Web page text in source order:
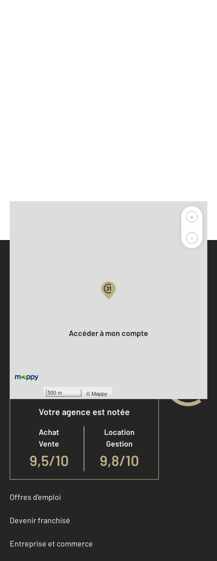
+
-
500 m ©Mappy
Accéder à mon compte
Votre agence est notée
Achat
Vente
9,5/10
Location
Gestion
9,8/10
Offres d'emploi
Devenir franchisé
Entreprise et commerce